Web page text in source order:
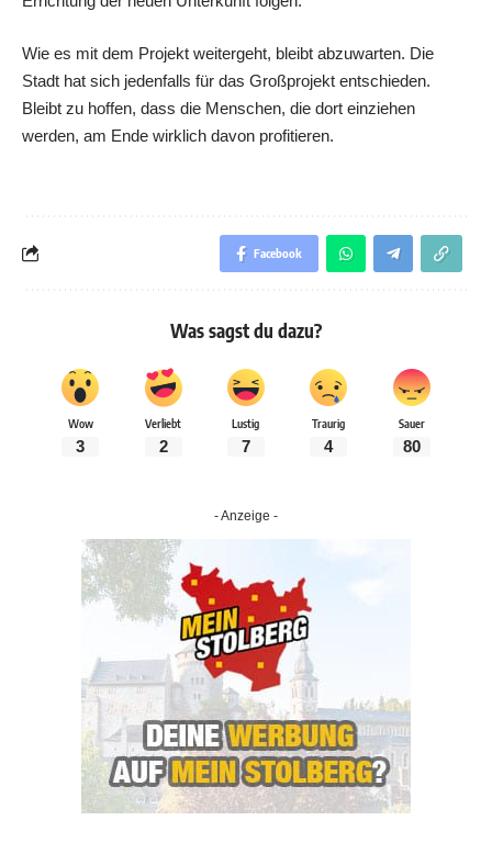
Wie es mit dem Projekt weitergeht, bleibt abzuwarten. Die
Stadt hat sich jedenfalls für das Großprojekt entschieden.
Bleibt zu hoffen, dass die Menschen, die dort einziehen
werden, am Ende wirklich davon profitieren.
Facebook
Was sagst du dazu?
Wow
3
Verliebt
2
Lustig
7
Traurig
4
Sauer
80
- Anzeige -